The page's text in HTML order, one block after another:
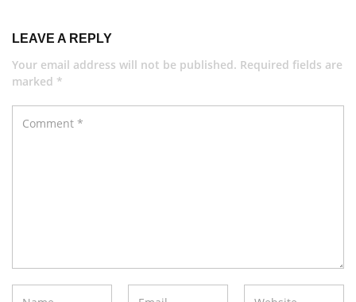
LEAVE A REPLY
Your email address will not be published. Required fields are
marked *